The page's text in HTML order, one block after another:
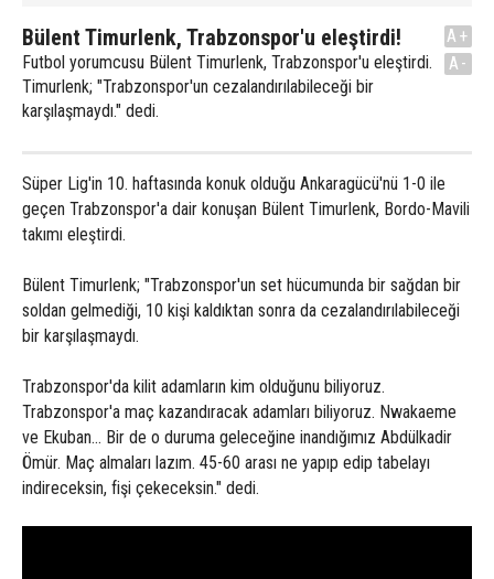
Bülent Timurlenk, Trabzonspor'u eleştirdi!
Futbol yorumcusu Bülent Timurlenk, Trabzonspor'u eleştirdi.
Timurlenk; "Trabzonspor'un cezalandırılabileceği bir
karşılaşmaydı." dedi.
A+
A-
Süper Lig'in 10. haftasında konuk olduğu Ankaragücü'nü 1-0 ile
geçen Trabzonspor'a dair konuşan Bülent Timurlenk, Bordo-Mavili
takımı eleştirdi.
Bülent Timurlenk; "Trabzonspor'un set hücumunda bir sağdan bir
soldan gelmediği, 10 kişi kaldıktan sonra da cezalandırılabileceği
bir karşılaşmaydı.
Trabzonspor'da kilit adamların kim olduğunu biliyoruz.
Trabzonspor'a maç kazandıracak adamları biliyoruz. Nwakaeme
ve Ekuban... Bir de o duruma geleceğine inandığımız Abdülkadir
Ömür. Maç almaları lazım. 45-60 arası ne yapıp edip tabelayı
indireceksin, fişi çekeceksin." dedi.